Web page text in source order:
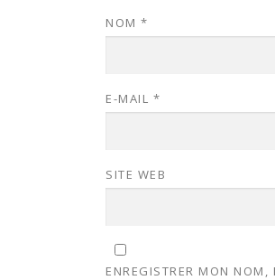
NOM *
E-MAIL *
SITE WEB
ENREGISTRER MON